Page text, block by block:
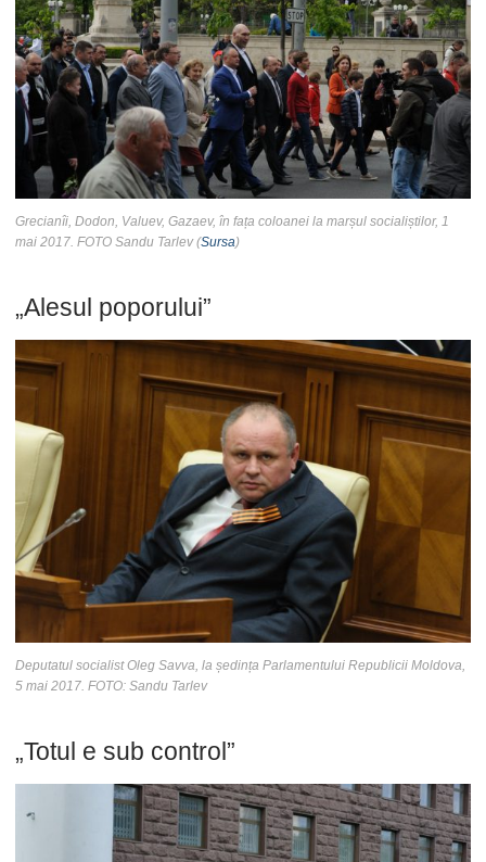
Grecianîi, Dodon, Valuev, Gazaev, în fața coloanei la marșul socialiștilor, 1
mai 2017. FOTO Sandu Tarlev (Sursa)
„Alesul poporului”
Deputatul socialist Oleg Savva, la ședința Parlamentului Republicii Moldova,
5 mai 2017. FOTO: Sandu Tarlev
„Totul e sub control”